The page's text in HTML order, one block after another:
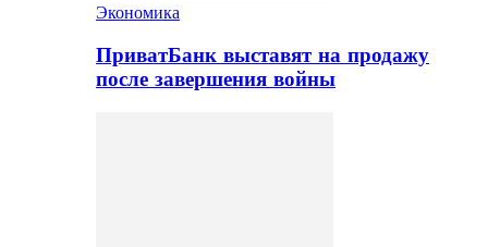
Экономика
ПриватБанк выставят на продажу
после завершения войны